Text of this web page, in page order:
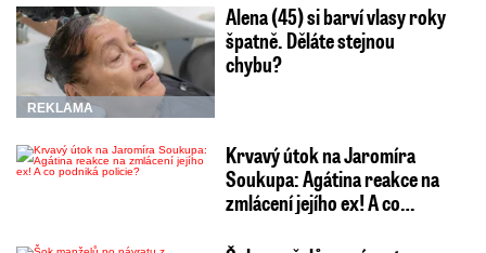
REKLAMA
Alena (45) si barví vlasy roky
špatně. Děláte stejnou
chybu?
Krvavý útok na Jaromíra
Soukupa: Agátina reakce na
zmlácení jejího ex! A co…